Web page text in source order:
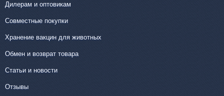
Дилерам и оптовикам
Совместные покупки
Хранение вакцин для животных
Обмен и возврат товара
Статьи и новости
Отзывы